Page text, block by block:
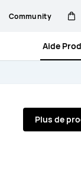
Community
Aide
Plus de